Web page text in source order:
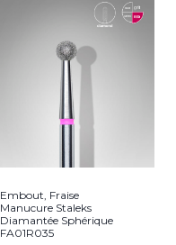
Embout, Fraise
Manucure Staleks
Diamantée Sphérique
FA01R035